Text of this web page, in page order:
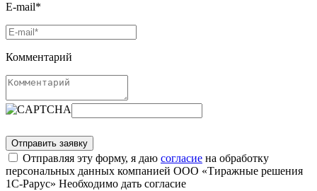
E-mail*
Комментарий
Отправляя эту форму, я даю согласие на обработку
персональных данных компанией ООО «Тиражные решения
1С-Рарус» Необходимо дать согласие